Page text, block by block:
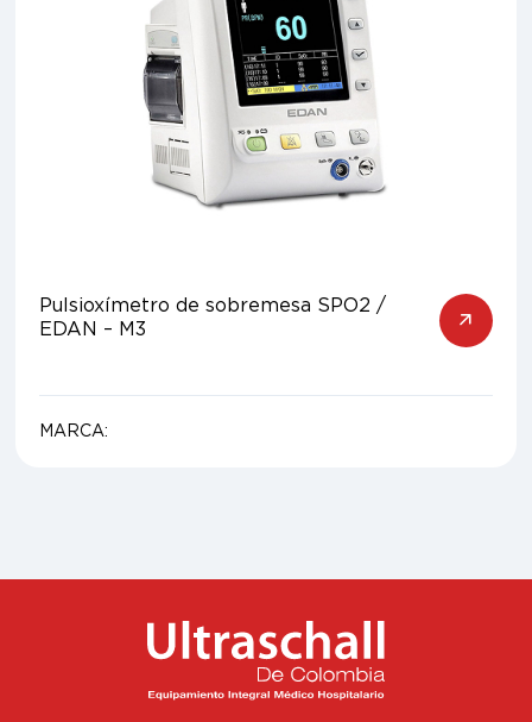
Pulsioxímetro de sobremesa SPO2 /
EDAN – M3
MARCA: